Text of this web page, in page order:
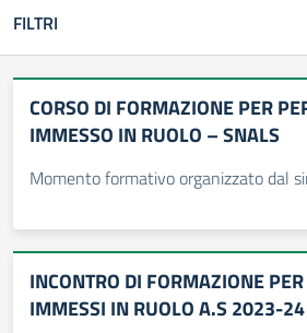
FILTRI
CORSO DI FORMAZIONE PER
IMMESSO IN RUOLO – SNALS
Momento formativo organizzato dal
INCONTRO DI FORMAZIONE
IMMESSI IN RUOLO A.S 2023-